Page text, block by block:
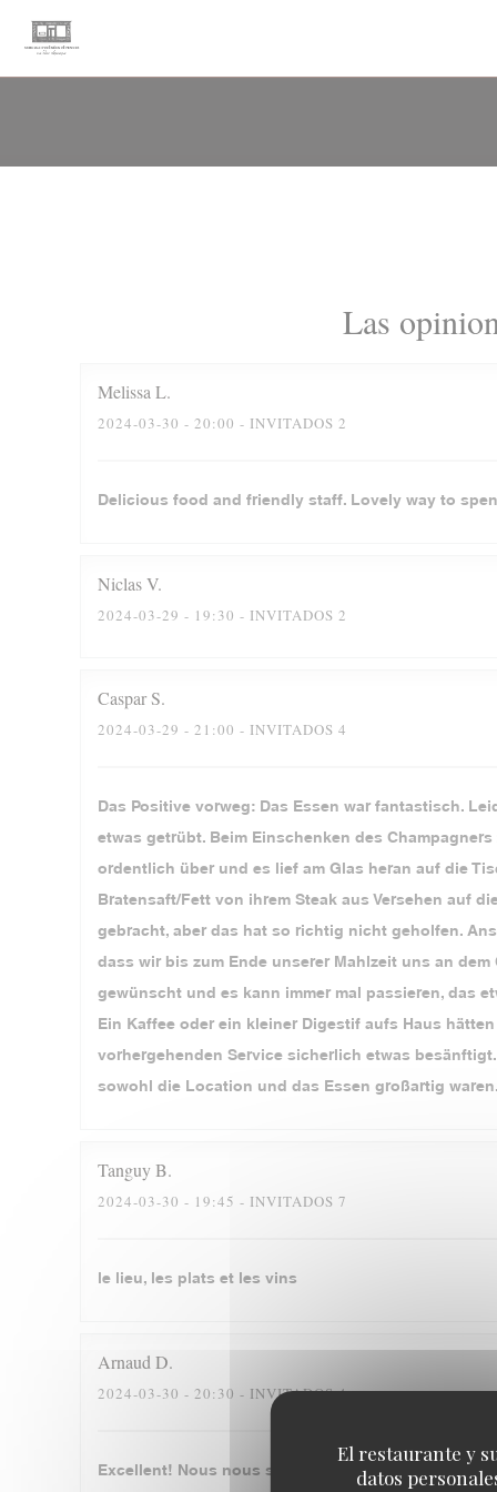
Personalización de sus opciones de cookies
El restaurante y
datos
Las
Melissa L
2024-03-30 - 20:00 - INVITADOS 2
Delicious food and friendly staff. Lovely way to
NiclasV
2024-03-29 - 19:30 - INVITADOS 2
Caspar S
2024-03-29 - 21:00 - INVITADOS 4
Das Positive vorweg: Das Essen war fantastisch.
etwas getrübt. Beim Einschenken des
ordentlich über und es lief am Glas heran auf die
Bratensaft/Fett von ihrem Steak aus Versehen auf
gebracht, aber das hat so richtig nicht geholfen.
dass wir bis zum Ende unserer Mahlzeit uns an
gewünscht und es kann immer mal passieren, das
Ein Kaffee oder ein kleiner Digestif aufs Haus
vorhergehenden Service sicherlich etwas
sowohl die Location und das Essen großartig waren.
TanguyB
2024-03-30 - 19:45 - INVITADOS 7
le lieu, les plats et les vins
Arnaud D
2024-03-30 - 20:30 - INVITADOS 4
Excellent! Nous nous sommes régalés, merci